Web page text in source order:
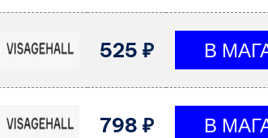
525 ₽
798 ₽